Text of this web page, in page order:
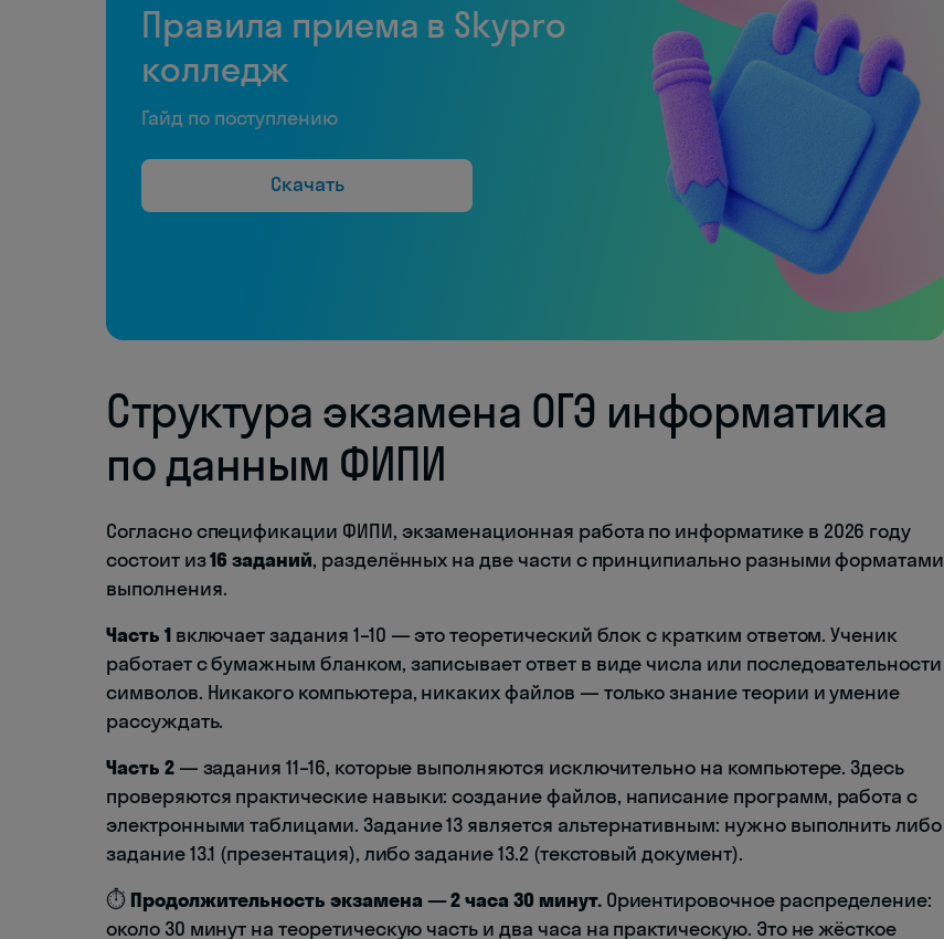
Правила приема в Skypro
колледж
Гайд по поступлению
Скачать
Структура экзамена ОГЭ информатика
по данным ФИПИ
Согласно спецификации ФИПИ, экзаменационная работа по информатике в 2026 году
состоит из16 заданий, разделённых на две части с принципиально разными форматами
выполнения.
Часть 1включает задания 1–10 — это теоретический блок с кратким ответом. Ученик
работает с бумажным бланком, записывает ответ в виде числа или последовательности
символов. Никакого компьютера, никаких файлов — только знание теории и умение
рассуждать.
Часть 2— задания 11–16, которые выполняются исключительно на компьютере. Здесь
проверяются практические навыки: создание файлов, написание программ, работа с
электронными таблицами. Задание 13 является альтернативным: нужно выполнить либо
задание 13.1 (презентация), либо задание 13.2 (текстовый документ).
⏱️ Продолжительность экзамена — 2 часа 30 минут.Ориентировочное распределение:
около 30 минут на теоретическую часть и два часа на практическую. Это не жёсткое